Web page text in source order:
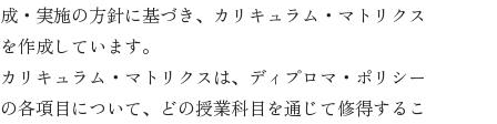
成・実施の方針に基づき、カリキュラム・マトリクス
を作成しています。
カリキュラム・マトリクスは、ディプロマ・ポリシー
の各項目について、どの授業科目を通じて修得するこ